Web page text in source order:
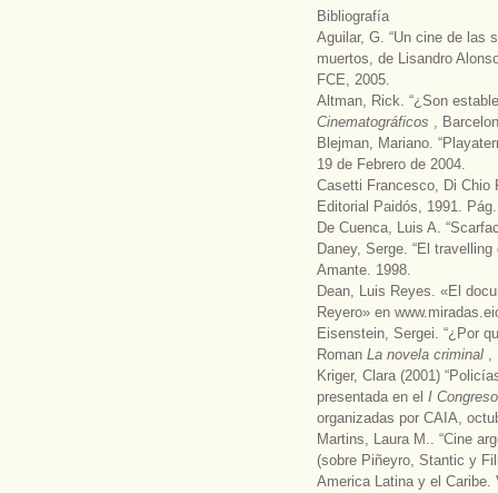
Bibliografía
Aguilar, G. “Un cine de las
muertos, de Lisandro
FCE, 2005.
Altman, Rick. “¿Son
Cinematográficos ,
Blejman, Mariano.
19 de Febrero de 2004.
Casetti Francesco, Di Chio
Editorial Paidós, 1991.
De Cuenca, Luis A.
Daney, Serge. “El
Amante. 1998.
Dean, Luis Reyes. «El
Reyero» en
Eisenstein, Sergei. “¿Por
Roman La novela criminal ,
Kriger, Clara (2001)
presentada en el I
organizadas por CAIA,
Martins, Laura M.. “Cine
(sobre Piñeyro, Stantic y
America Latina y el Caribe.